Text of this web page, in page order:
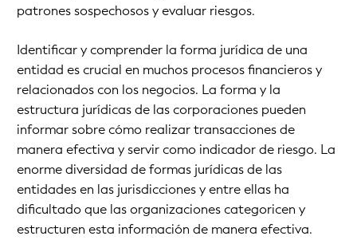
patrones sospechosos y evaluar riesgos.
Identificar y comprender la forma jurídica de una
entidad es crucial en muchos procesos financieros y
relacionados con los negocios. La forma y la
estructura jurídicas de las corporaciones pueden
informar sobre cómo realizar transacciones de
manera efectiva y servir como indicador de riesgo. La
enorme diversidad de formas jurídicas de las
entidades en las jurisdicciones y entre ellas ha
dificultado que las organizaciones categoricen y
estructuren esta información de manera efectiva.